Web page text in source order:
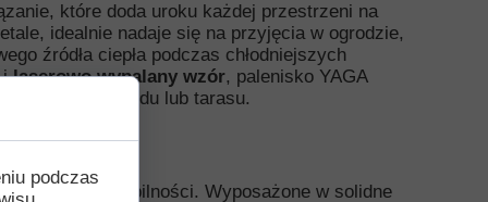
które doda uroku każdej przestrzeni na
idealnie nadaje się na przyjęcia w ogrodzie,
źródła ciepła podczas chłodniejszych
laserowo wypalany wzór, palenisko YAGA
Twojego ogrodu lub tarasu.
i stabilności. Wyposażone w solidne
podczas